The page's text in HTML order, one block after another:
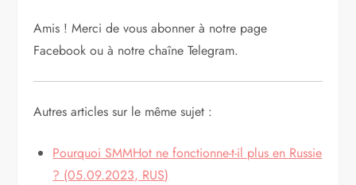
Amis ! Merci de vous abonner à notre page
Facebook ou à notre chaîne Telegram.
Autres articles sur le même sujet :
Pourquoi SMMHot ne fonctionne-t-il plus en Russie
? (05.09.2023, RUS)